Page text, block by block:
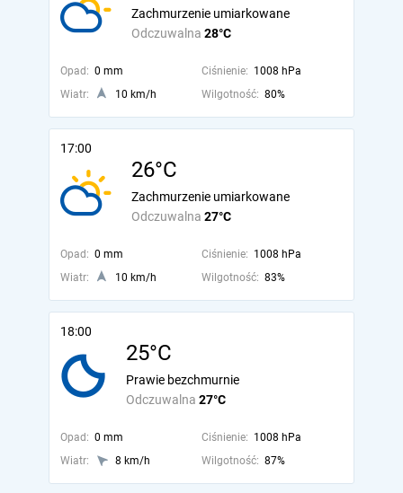
Odczuwalna 28°C
Zachmurzenie umiarkowane
Opad: 0 mm Ciśnienie: 1008 hPa
Wiatr:
10 km/h Wilgotność: 80%
17:00
26°C
Odczuwalna 27°C
Zachmurzenie umiarkowane
Opad: 0 mm Ciśnienie: 1008 hPa
Wiatr:
10 km/h Wilgotność: 83%
18:00
25°C
Odczuwalna 27°C
Prawie bezchmurnie
Opad: 0 mm Ciśnienie: 1008 hPa
Wiatr:
8 km/h Wilgotność: 87%